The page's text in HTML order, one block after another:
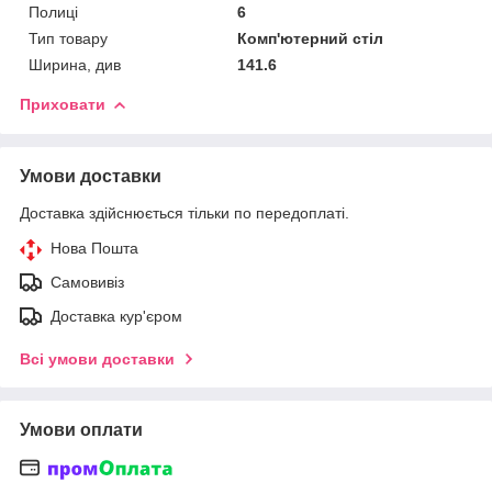
Полиці
6
Тип товару
Комп'ютерний стіл
Ширина, див
141.6
Приховати
Умови доставки
Доставка здійснюється тільки по передоплаті.
Нова Пошта
Самовивіз
Доставка кур'єром
Всі умови доставки
Умови оплати